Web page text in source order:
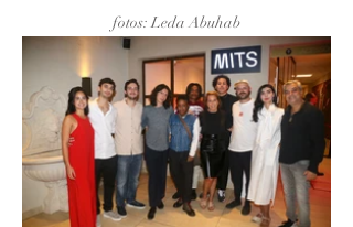
fotos: Leda Abuhab